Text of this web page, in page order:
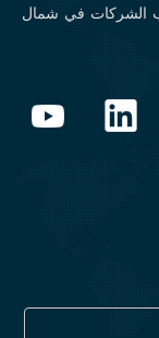
الشركات في شمال